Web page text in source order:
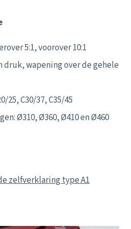
5:1, voorover 10:1
druk, wapening over de gehele
C30/37, C35/45
Ø310, Ø360, Ø410 en Ø460
zelfverklaring type A1